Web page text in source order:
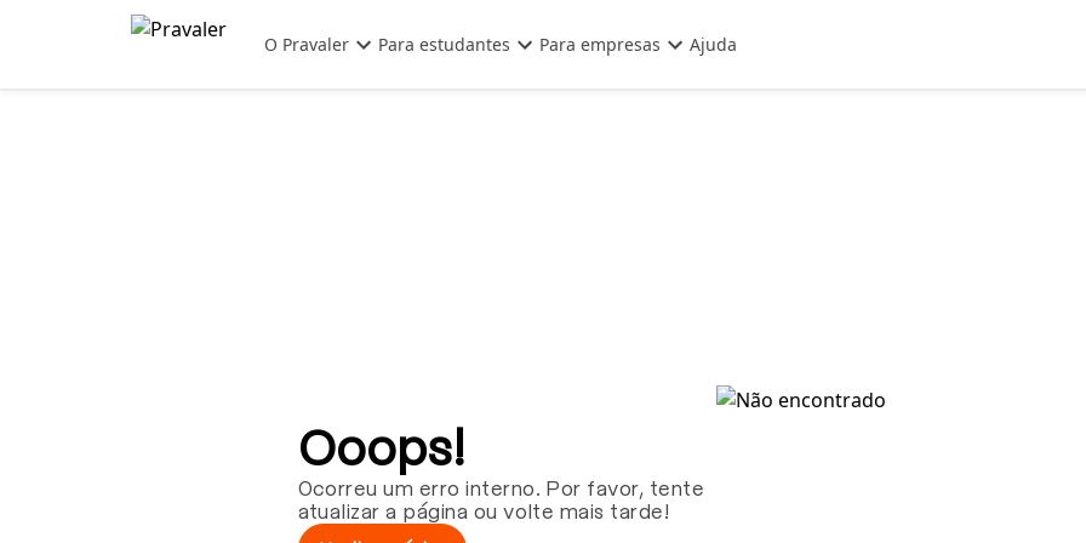
Pular para o conteúdo principal
O Pravaler Para estudantes Para empresas Ajuda
Ooops!
Ocorreu um erro interno. Por favor, tente
atualizar a página ou volte mais tarde!